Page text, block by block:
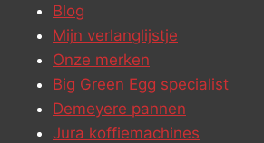
Blog
Mijn verlanglijstje
Onze merken
Big Green Egg specialist
Demeyere pannen
Jura koffiemachines